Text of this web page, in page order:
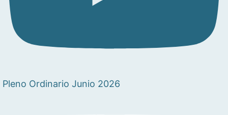
Pleno Ordinario Junio 2026